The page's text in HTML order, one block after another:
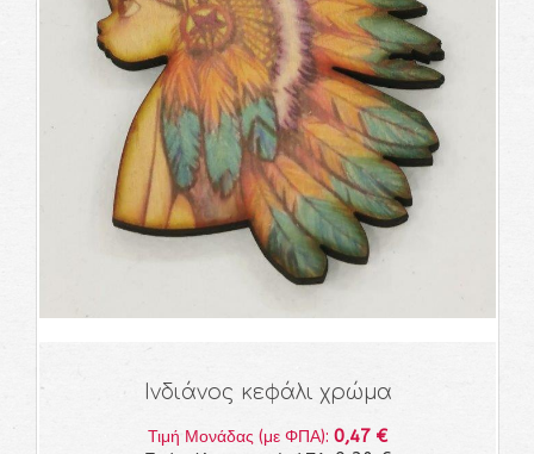
Ινδιάνος κεφάλι χρώμα
Τιμή Μονάδας (με ΦΠΑ): 0,47 €